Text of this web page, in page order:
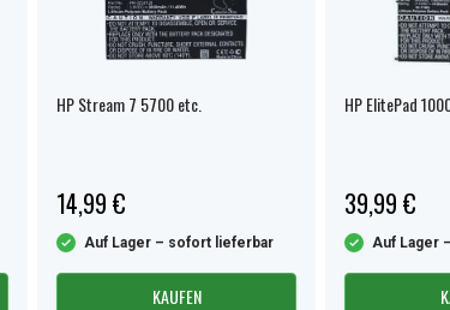
HP Stream 7 5700 etc.
14,99 €
Auf Lager – sofort lieferbar
KAUFEN
HP ElitePad
39,99 €
Auf Lager